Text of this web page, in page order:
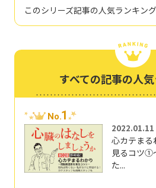
このシリーズ記事の人気ランキン
すべての記事の人
No.1
2022.01.11
心カテまる
見るコツ①
た...